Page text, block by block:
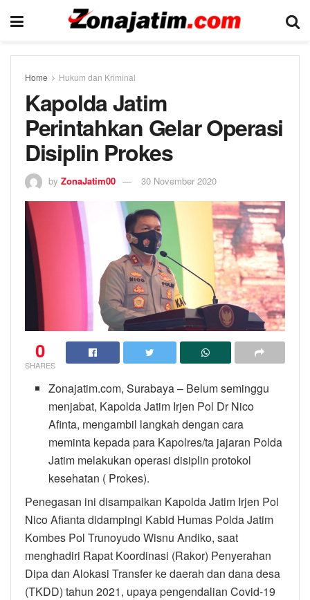
Home Hukum dan Kriminal
Kapolda Jatim
Perintahkan Gelar Operasi
Disiplin Prokes
by ZonaJatim00 30 November 2020
0
SHARES
Zonajatim.com, Surabaya – Belum seminggu
menjabat, Kapolda Jatim Irjen Pol Dr Nico
Afinta, mengambil langkah dengan cara
meminta kepada para Kapolres/ta jajaran Polda
Jatim melakukan operasi disiplin protokol
kesehatan ( Prokes).
Penegasan ini disampaikan Kapolda Jatim Irjen Pol
Nico Afianta didampingi Kabid Humas Polda Jatim
Kombes Pol Trunoyudo Wisnu Andiko, saat
menghadiri Rapat Koordinasi (Rakor) Penyerahan
Dipa dan Alokasi Transfer ke daerah dan dana desa
(TKDD) tahun 2021, upaya pengendalian Covid-19